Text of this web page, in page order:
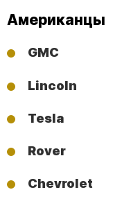
Американцы
GMC
Lincoln
Tesla
Rover
Chevrolet